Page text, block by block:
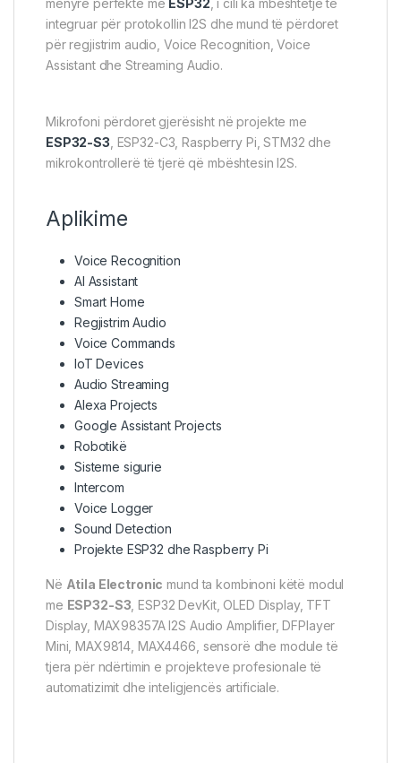
mënyrë perfekte me ESP32, i cili ka mbështetje të
integruar për protokollin I2S dhe mund të përdoret
për regjistrim audio, Voice Recognition, Voice
Assistant dhe Streaming Audio.
Mikrofoni përdoret gjerësisht në projekte me
ESP32-S3, ESP32-C3, Raspberry Pi, STM32 dhe
mikrokontrollerë të tjerë që mbështesin I2S.
Aplikime
Voice Recognition
AI Assistant
Smart Home
Regjistrim Audio
Voice Commands
IoT Devices
Audio Streaming
Alexa Projects
Google Assistant Projects
Robotikë
Sisteme sigurie
Intercom
Voice Logger
Sound Detection
Projekte ESP32 dhe Raspberry Pi
Në Atila Electronic mund ta kombinoni këtë modul
me ESP32-S3, ESP32 DevKit, OLED Display, TFT
Display, MAX98357A I2S Audio Amplifier, DFPlayer
Mini, MAX9814, MAX4466, sensorë dhe module të
tjera për ndërtimin e projekteve profesionale të
automatizimit dhe inteligjencës artificiale.